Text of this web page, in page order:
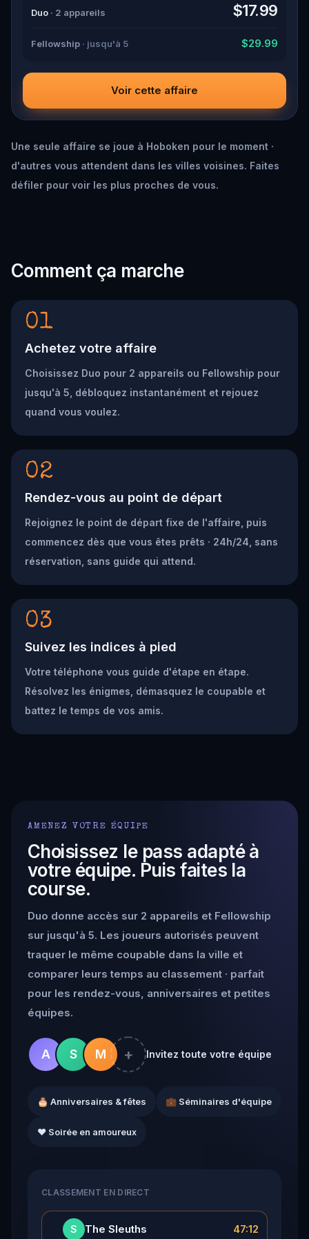
Duo · 2 appareils $17.99
Fellowship · jusqu'à 5 $29.99
Voir cette affaire
Une seule affaire se joue à Hoboken pour le moment ·
d'autres vous attendent dans les villes voisines. Faites
défiler pour voir les plus proches de vous.
Comment ça marche
01
Achetez votre affaire
Choisissez Duo pour 2 appareils ou Fellowship pour
jusqu'à 5, débloquez instantanément et rejouez
quand vous voulez.
02
Rendez-vous au point de départ
Rejoignez le point de départ fixe de l'affaire, puis
commencez dès que vous êtes prêts · 24h/24, sans
réservation, sans guide qui attend.
03
Suivez les indices à pied
Votre téléphone vous guide d'étape en étape.
Résolvez les énigmes, démasquez le coupable et
battez le temps de vos amis.
AMENEZ VOTRE ÉQUIPE
Choisissez le pass adapté à
votre équipe. Puis faites la
course.
Duo donne accès sur 2 appareils et Fellowship
sur jusqu'à 5. Les joueurs autorisés peuvent
traquer le même coupable dans la ville et
comparer leurs temps au classement · parfait
pour les rendez-vous, anniversaires et petites
équipes.
A S M + Invitez toute votre équipe
🎂 Anniversaires & fêtes 💼 Séminaires d'équipe
❤️ Soirée en amoureux
CLASSEMENT EN DIRECT
S The Sleuths 47:12